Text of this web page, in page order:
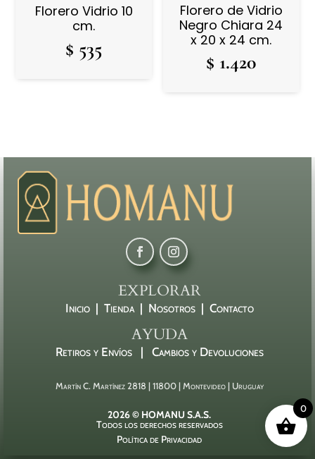
Florero Vidrio 10
cm.
$ 535
Florero de Vidrio
Negro Chiara 24
x 20 x 24 cm.
$ 1.420
EXPLORAR
Inicio | Tienda | Nosotros | Contacto
AYUDA
Retiros y Envíos | Cambios y Devoluciones
Martín C. Martínez 2818 | 11800 | Montevideo | Uruguay
2026 © HOMANU S.A.S.
Todos los derechos reservados
Política de Privacidad
0